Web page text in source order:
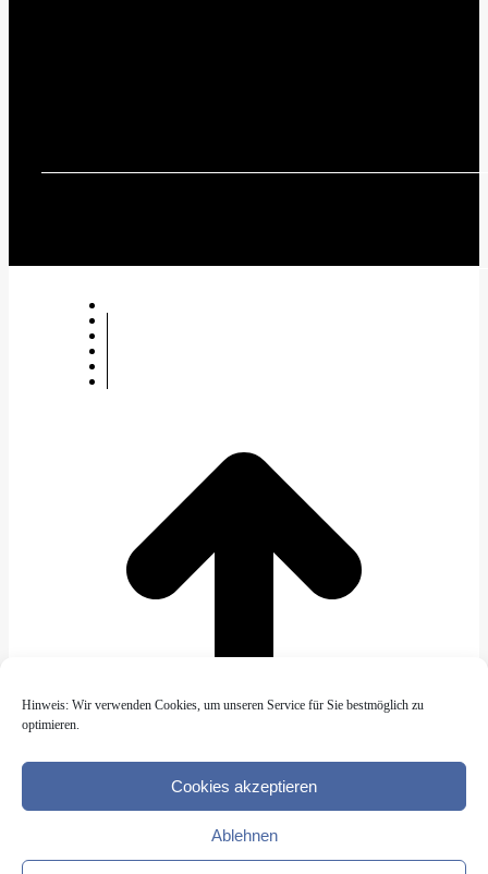
Hinweis: Wir verwenden Cookies, um unseren Service für Sie bestmöglich zu
optimieren.
Cookies akzeptieren
Ablehnen